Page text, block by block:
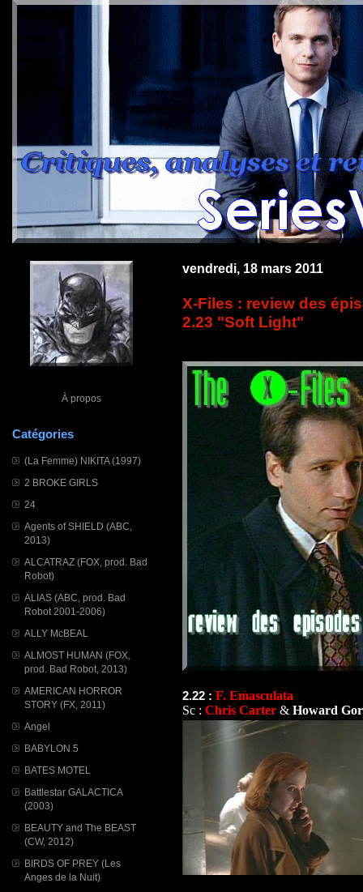
À propos
Catégories
(La Femme) NIKITA (1997)
2 BROKE GIRLS
24
Agents of SHIELD (ABC,
2013)
ALCATRAZ (FOX, prod. Bad
Robot)
ALIAS (ABC, prod. Bad
Robot 2001-2006)
ALLY McBEAL
ALMOST HUMAN (FOX,
prod. Bad Robot, 2013)
AMERICAN HORROR
STORY (FX, 2011)
Angel
BABYLON 5
BATES MOTEL
Battlestar GALACTICA
(2003)
BEAUTY and The BEAST
(CW, 2012)
BIRDS OF PREY (Les
Anges de la Nuit)
vendredi, 18 mars 2011
X-Files : review des
2.23 "Soft Light"
2.22 : F. Emasculata
Sc : Chris Carter & Howard